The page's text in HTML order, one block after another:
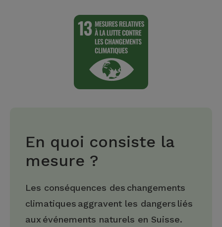
En quoi consiste la
mesure ?
Les conséquences des changements
climatiques aggravent les dangers liés
aux événements naturels en Suisse.